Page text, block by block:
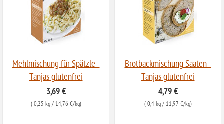
ohne Palmöl
Mehlmischung für Spätzle -
Tanjas glutenfrei
3,69 €
( 0,25 kg/ 14,76 €/kg)
Brotbackmischung Saaten -
Tanjas glutenfrei
4,79 €
( 0,4 kg/ 11,97 €/kg)